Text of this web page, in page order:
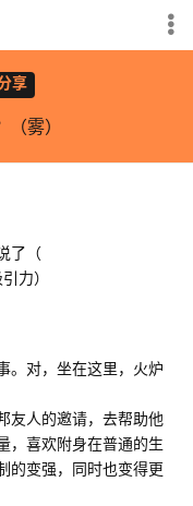
享
雾）
了（
力）
。对，坐在这里，火炉
友人的邀请，去帮助他
，喜欢附身在普通的生
的变强，同时也变得更